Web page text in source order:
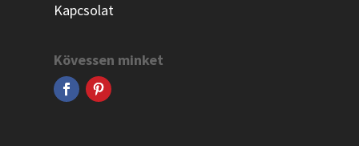
Kapcsolat
Kövessen minket